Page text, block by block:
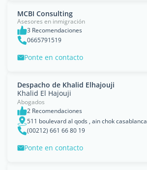
MCBI Consulting
Asesores en inmigración
3 Recomendaciones
0665791519
Ponte en contacto
Despacho de Khalid Elhajouji
Khalid El Hajouji
Abogados
2 Recomendaciones
511 boulevard al qods , ain chok casablanca
(00212) 661 66 80 19
Ponte en contacto